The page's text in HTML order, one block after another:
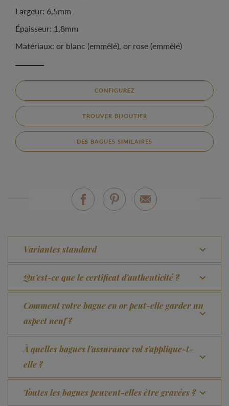
Largeur: 6,5mm
Épaisseur: 1,8mm
Matériaux: or blanc (emmêlé), or rose (emmêlé)
CONFIGUREZ
TROUVER BIJOUTIER
DES BAGUES SIMILAIRES
Variantes standard
Qu’est-ce que le certificat d’authenticité ?
Comment votre bague en or peut-elle garder un
aspect neuf ?
À quelles bagues l’assurance vol s’applique-t-
elle ?
Toutes les bagues peuvent-elles être gravées ?